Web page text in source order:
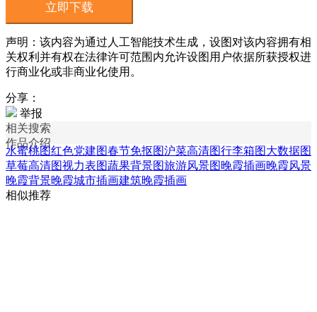
立即下载
声明：该内容为通过人工智能技术生成，设图对该内容拥有相
关权利并有权在法律许可范围内允许设图用户依据所获授权进
行商业化或非商业化使用。
分享：
举报
相关搜索
作品介绍
水蜜桃图红色党建图春节免抠图沪菜高清图行李箱图大数据图
草莓高清图视力表图蔬果背景图旅游风景图晚霞插画晚霞风景
晚霞背景晚霞城市插画建筑晚霞插画
相似推荐